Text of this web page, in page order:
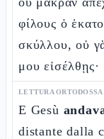
φίλους ὁ
σκύλλου, οὐ
μου εἰσέλθῃς·
LETTURA ORTODOSSA
E Gesù
distante dalla